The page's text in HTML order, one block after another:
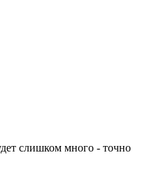
слишком много - точно